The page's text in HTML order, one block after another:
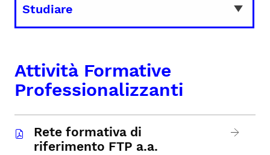
Attività Formative
Professionalizzanti
Rete formativa di
riferimento FTP a.a.